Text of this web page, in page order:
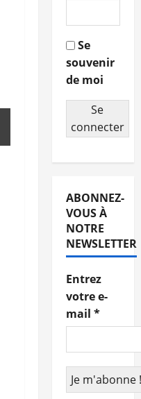
Se
souvenir
de moi
Se
connecter
ABONNEZ-
VOUS À
NOTRE
NEWSLETTER
Entrez
votre e-
mail *